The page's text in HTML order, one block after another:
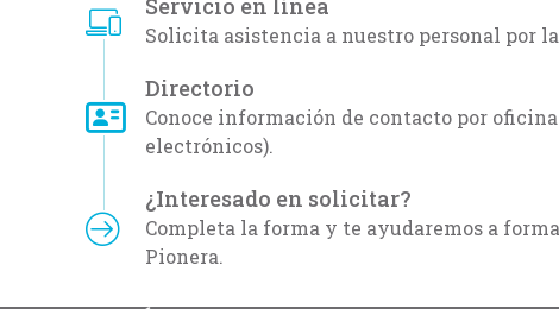
Servicio en línea
Solicita asistencia a nuestro personal por
Directorio
Conoce información de contacto por
electrónicos).
¿Interesado en solicitar?
Completa la forma y te ayudaremos a
Pionera.